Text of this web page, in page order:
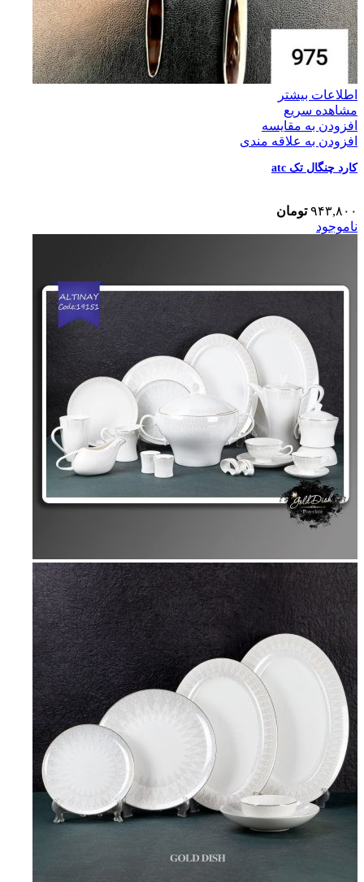
اطلاعات بیشتر
مشاهده سریع
افزودن به مقایسه
افزودن به علاقه مندی
کارد چنگال تک atc
۹۴۳,۸۰۰ تومان
ناموجود